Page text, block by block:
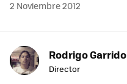
2 Noviembre 2012
Rodrigo Garrido
Director